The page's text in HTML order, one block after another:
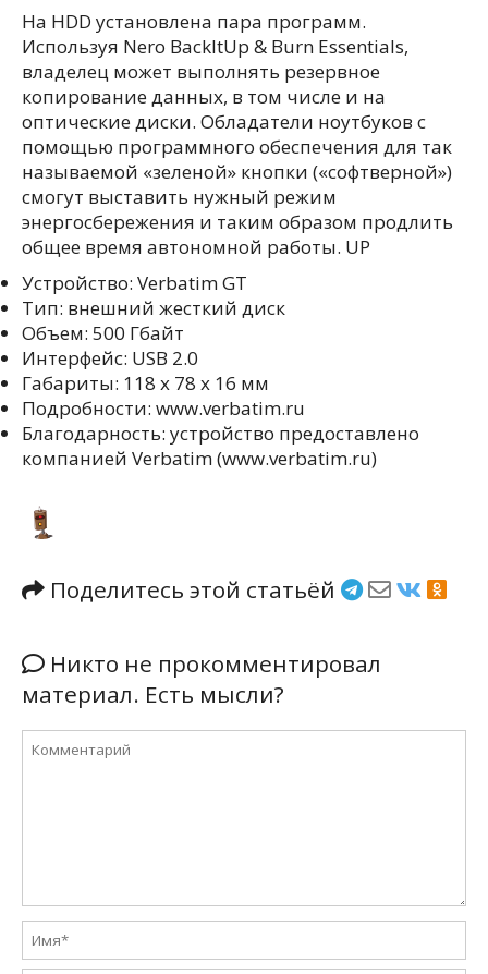
На HDD установлена пара программ.
Используя Nero BackItUp & Burn Essentials,
владелец может выполнять резервное
копирование данных, в том числе и на
оптические диски. Обладатели ноутбуков с
помощью программного обеспечения для так
называемой «зеленой» кнопки («софтверной»)
смогут выставить нужный режим
энергосбережения и таким образом продлить
общее время автономной работы. UP
Устройство: Verbatim GT
Тип: внешний жесткий диск
Объем: 500 Гбайт
Интерфейс: USB 2.0
Габариты: 118 х 78 х 16 мм
Подробности: www.verbatim.ru
Благодарность: устройство предоставлено
компанией Verbatim (www.verbatim.ru)
Поделитесь этой статьёй
Никто не прокомментировал
материал. Есть мысли?